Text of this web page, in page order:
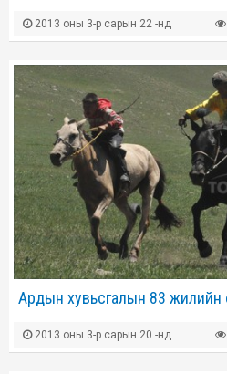
2013 оны 3-р сарын 22 -нд
Ардын хувьсгалын 83
2013 оны 3-р сарын 20 -нд